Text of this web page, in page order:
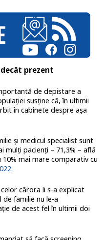
prezent
de depistare a
susține că, în ultimii
în cabinete despre așa
și medicul specialist sunt
mulți pacienți – 71,3% – află
mai mare comparativ cu
cărora li s-a explicat
de familie nu le-a
de acest fel în ultimii doi